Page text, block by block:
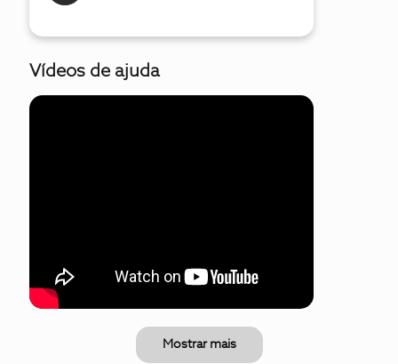
Vídeos de ajuda
Mostrar mais